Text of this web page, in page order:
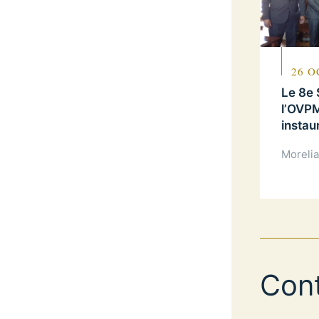
26
Le 8e